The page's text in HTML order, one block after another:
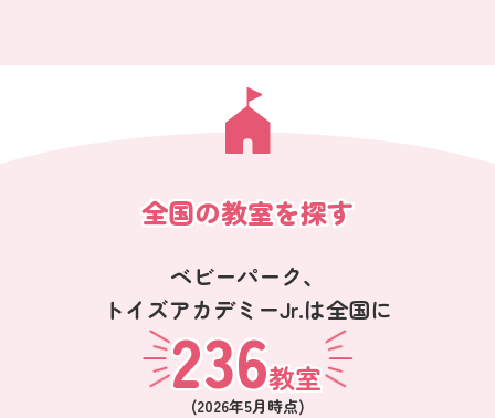
全国の教室を探す
ベビーパーク、
トイズアカデミーJr.は全国に
236教室
(2026年5月 時点)